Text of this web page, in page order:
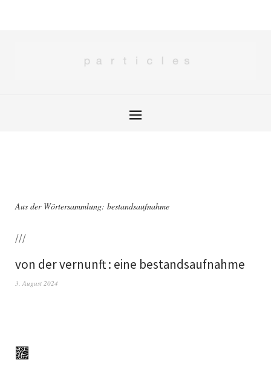
Aus der Wörtersammlung: bestandsaufnahme
///
von der vernunft : eine bestandsaufnahme
3. August 2024